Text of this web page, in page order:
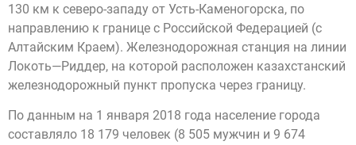
130 км к северо-западу от Усть-Каменогорска, по
направлению к границе с Российской Федерацией (с
Алтайским Краем). Железнодорожная станция на линии
Локоть—Риддер, на которой расположен казахстанский
железнодорожный пункт пропуска через границу.
По данным на 1 января 2018 года население города
составляло 18 179 человек (8 505 мужчин и 9 674